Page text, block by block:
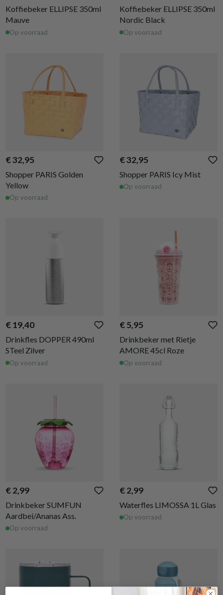
Koffiebeker ELLIPSE 350ml
Mauve
Op voorraad
Koffiebeker ELLIPSE 350ml
Nordic Black
Op voorraad
€ 32,95
Shopper PARIS Golden
Yellow
Op voorraad
€ 32,95
Shopper PARIS Icy Mist
Op voorraad
€ 19,40
Drinkfles DOPPER 490ml
STeel Zilver
Op voorraad
€ 5,95
Drinkbeker met Rietje
AMORE 45cl Roze
Op voorraad
€ 2,99
Drinkbeker SUMFUN
Aardbei/Ananas Ass.
Op voorraad
€ 2,99
Waterfles LIMOSSA 1L Glas
Op voorraad